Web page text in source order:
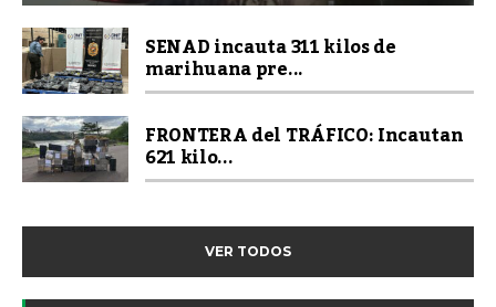
SENAD incauta 311 kilos de
marihuana pre...
FRONTERA del TRÁFICO: Incautan
621 kilo...
VER TODOS